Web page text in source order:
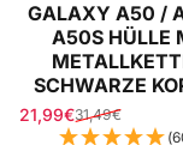
GALAXY A50 /
A50S HÜLLE
SCHWARZE
Verkaufspreis
21,99€
Normaler Preis
31,49€